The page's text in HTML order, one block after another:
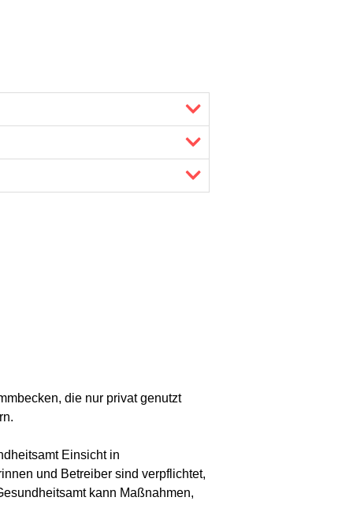
die nur privat genutzt
Einsicht in
und Betreiber sind verpflichtet,
kann Maßnahmen,